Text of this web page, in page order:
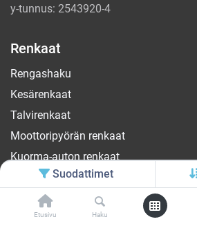
Suodattimet
Etusivu Haku
y-tunnus: 2543920-4
Renkaat
Rengashaku
Kesärenkaat
Talvirenkaat
Moottoripyörän renkaat
Kuorma-auton renkaat
OTR Renkaat
Traktorin Renkaat